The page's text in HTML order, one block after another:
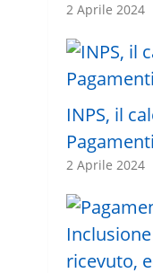
2 Aprile 2024
INPS, il
2 Aprile 2024